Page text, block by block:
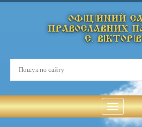
ОФІЦІЙНИЙ
ПРАВОСЛАВНИХ
С. ВІКТОРІВ